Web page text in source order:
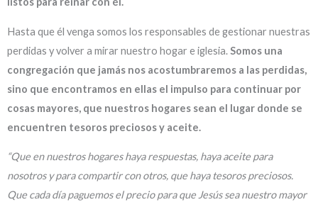
Hasta que él venga somos los responsables de gestionar nuestras
perdidas y volver a mirar nuestro hogar e iglesia.Somos una
congregación que jamás nos acostumbraremos a las perdidas,
sino que encontramos en ellas el impulso para continuar por
cosas mayores, que nuestros hogares sean el lugar donde se
encuentren tesoros preciosos y aceite.
“Que en nuestros hogares haya respuestas, haya aceite para
nosotros y para compartir con otros, que haya tesoros preciosos.
Que cada día paguemos el precio para que Jesús sea nuestro mayor